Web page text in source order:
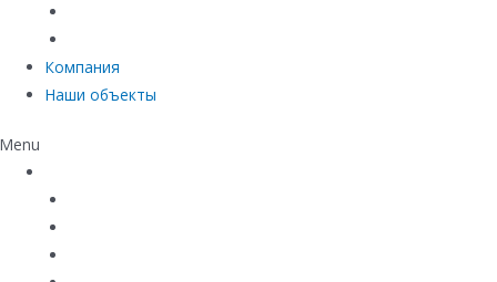
Компания
Наши объекты
Menu